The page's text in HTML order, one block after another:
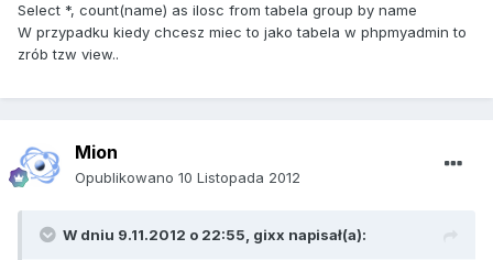
Select *, count(name) as ilosc from tabela group by name
W przypadku kiedy chcesz miec to jako tabela w phpmyadmin to
zrób tzw view..
Mion
Opublikowano 10 Listopada 2012
W dniu 9.11.2012 o 22:55, gixx napisał(a):